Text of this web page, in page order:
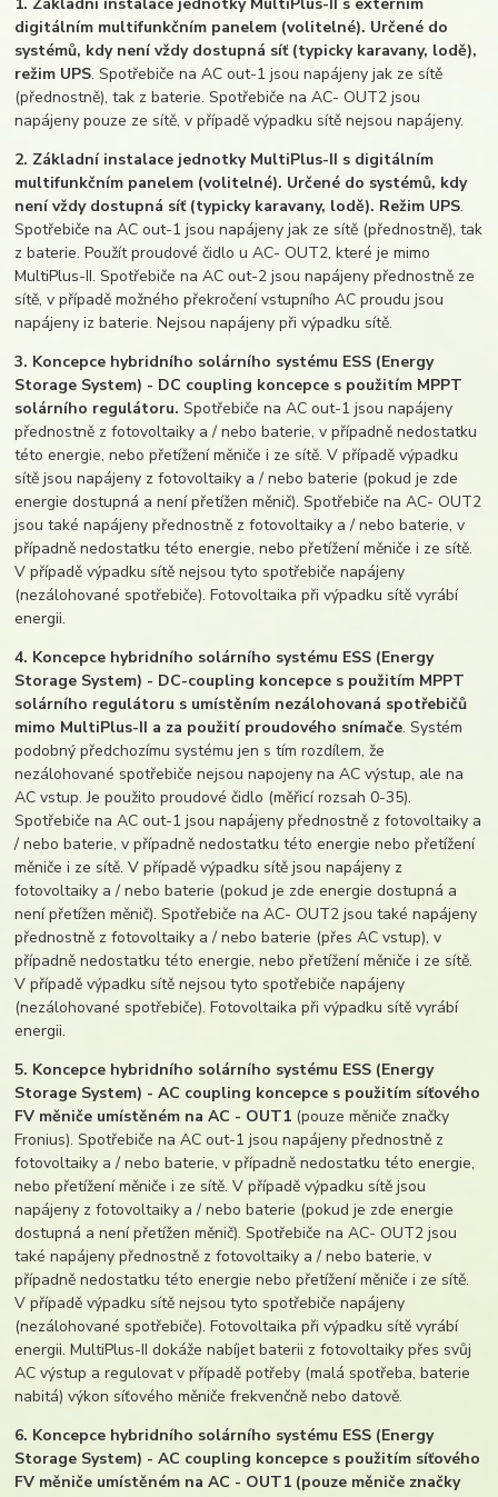
digitálním multifunkčním panelem (volitelné). Určené do
systémů, kdy není vždy dostupná síť (typicky karavany, lodě),
režim UPS. Spotřebiče na AC out-1 jsou napájeny jak ze sítě
(přednostně), tak z baterie. Spotřebiče na AC- OUT2 jsou
napájeny pouze ze sítě, v případě výpadku sítě nejsou napájeny.
2. Základní instalace jednotky MultiPlus-II s digitálním
multifunkčním panelem (volitelné). Určené do systémů, kdy
není vždy dostupná síť (typicky karavany, lodě). Režim UPS.
Spotřebiče na AC out-1 jsou napájeny jak ze sítě (přednostně), tak
z baterie. Použít proudové čidlo u AC- OUT2, které je mimo
MultiPlus-II. Spotřebiče na AC out-2 jsou napájeny přednostně ze
sítě, v případě možného překročení vstupního AC proudu jsou
napájeny iz baterie. Nejsou napájeny při výpadku sítě.
3. Koncepce hybridního solárního systému ESS (Energy
Storage System) - DC coupling koncepce s použitím MPPT
solárního regulátoru. Spotřebiče na AC out-1 jsou napájeny
přednostně z fotovoltaiky a / nebo baterie, v případně nedostatku
této energie, nebo přetížení měniče i ze sítě. V případě výpadku
sítě jsou napájeny z fotovoltaiky a / nebo baterie (pokud je zde
energie dostupná a není přetížen měnič). Spotřebiče na AC- OUT2
jsou také napájeny přednostně z fotovoltaiky a / nebo baterie, v
případně nedostatku této energie, nebo přetížení měniče i ze sítě.
V případě výpadku sítě nejsou tyto spotřebiče napájeny
(nezálohované spotřebiče). Fotovoltaika při výpadku sítě vyrábí
energii.
4. Koncepce hybridního solárního systému ESS (Energy
Storage System) - DC-coupling koncepce s použitím MPPT
solárního regulátoru s umístěním nezálohovaná spotřebičů
mimo MultiPlus-II a za použití proudového snímače. Systém
podobný předchozímu systému jen s tím rozdílem, že
nezálohované spotřebiče nejsou napojeny na AC výstup, ale na
AC vstup. Je použito proudové čidlo (měřicí rozsah 0-35).
Spotřebiče na AC out-1 jsou napájeny přednostně z fotovoltaiky a
/ nebo baterie, v případně nedostatku této energie nebo přetížení
měniče i ze sítě. V případě výpadku sítě jsou napájeny z
fotovoltaiky a / nebo baterie (pokud je zde energie dostupná a
není přetížen měnič). Spotřebiče na AC- OUT2 jsou také napájeny
přednostně z fotovoltaiky a / nebo baterie (přes AC vstup), v
případně nedostatku této energie, nebo přetížení měniče i ze sítě.
V případě výpadku sítě nejsou tyto spotřebiče napájeny
(nezálohované spotřebiče). Fotovoltaika při výpadku sítě vyrábí
energii.
5. Koncepce hybridního solárního systému ESS (Energy
Storage System) - AC coupling koncepce s použitím síťového
FV měniče umístěném na AC - OUT1 (pouze měniče značky
Fronius). Spotřebiče na AC out-1 jsou napájeny přednostně z
fotovoltaiky a / nebo baterie, v případně nedostatku této energie,
nebo přetížení měniče i ze sítě. V případě výpadku sítě jsou
napájeny z fotovoltaiky a / nebo baterie (pokud je zde energie
dostupná a není přetížen měnič). Spotřebiče na AC- OUT2 jsou
také napájeny přednostně z fotovoltaiky a / nebo baterie, v
případně nedostatku této energie nebo přetížení měniče i ze sítě.
V případě výpadku sítě nejsou tyto spotřebiče napájeny
(nezálohované spotřebiče). Fotovoltaika při výpadku sítě vyrábí
energii. MultiPlus-II dokáže nabíjet baterii z fotovoltaiky přes svůj
AC výstup a regulovat v případě potřeby (malá spotřeba, baterie
nabitá) výkon síťového měniče frekvenčně nebo datově.
6. Koncepce hybridního solárního systému ESS (Energy
Storage System) - AC coupling koncepce s použitím síťového
FV měniče umístěném na AC - OUT1 (pouze měniče značky